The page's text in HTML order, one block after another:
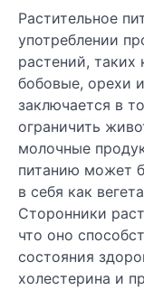
Растительное
употреблении
растений,
бобовые, орехи
заключается в
ограничить
молочные
питанию может
в себя как
Сторонники
что оно
состояния
холестерина и